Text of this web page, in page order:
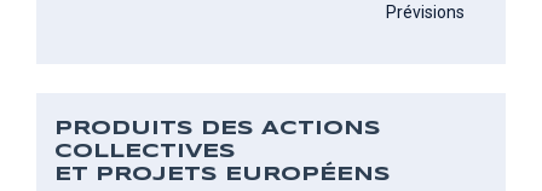
Prévisions
PRODUITS DES ACTIONS
COLLECTIVES
ET PROJETS EUROPÉENS